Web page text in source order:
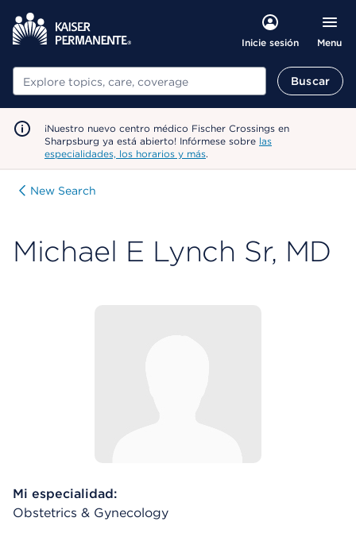
Inicie sesión Menu
Buscar Buscar
¡Nuestro nuevo centro médico Fischer Crossings en
Sharpsburg ya está abierto! Infórmese sobre las
especialidades, los horarios y más.
New Search
Michael E Lynch Sr, MD
Mi especialidad:
Obstetrics & Gynecology